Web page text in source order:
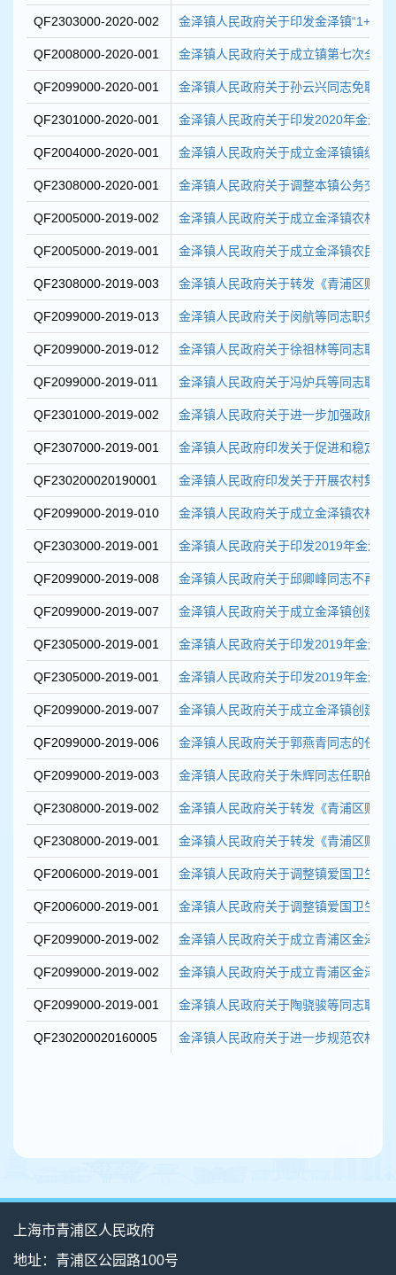
QF2303000-2020-002 金泽镇人民政府关于印发金泽镇
QF2008000-2020-001 金泽镇人民政府关于成立镇第七次全国
QF2099000-2020-001 金泽镇人民政府关于孙云兴同志免职的
QF2301000-2020-001 金泽镇人民政府关于印发2020年金泽
QF2004000-2020-001 金泽镇人民政府关于成立金泽镇镇级集
QF2308000-2020-001 金泽镇人民政府关于调整本镇公务交通
QF2005000-2019-002 金泽镇人民政府关于成立金泽镇农村村
QF2005000-2019-001 金泽镇人民政府关于成立金泽镇农民相
QF2308000-2019-003 金泽镇人民政府关于转发《青浦区财政
QF2099000-2019-013 金泽镇人民政府关于闵航等同志职务任
QF2099000-2019-012 金泽镇人民政府关于徐祖林等同志职务
QF2099000-2019-011 金泽镇人民政府关于冯炉兵等同志职务
QF2301000-2019-002 金泽镇人民政府关于进一步加强政府与
QF2307000-2019-001 金泽镇人民政府印发关于促进和稳定就
QF230200020190001 金泽镇人民政府印发关于开展农村集体
QF2099000-2019-010 金泽镇人民政府关于成立金泽镇农村集
QF2303000-2019-001 金泽镇人民政府关于印发2019年金泽
QF2099000-2019-008 金泽镇人民政府关于邱卿峰同志不再兼
QF2099000-2019-007 金泽镇人民政府关于成立金泽镇创建“
QF2305000-2019-001 金泽镇人民政府关于印发2019年金泽镇
QF2305000-2019-001 金泽镇人民政府关于印发2019年金泽镇
QF2099000-2019-007 金泽镇人民政府关于成立金泽镇创建“
QF2099000-2019-006 金泽镇人民政府关于郭燕青同志的任职
QF2099000-2019-003 金泽镇人民政府关于朱辉同志任职的通
QF2308000-2019-002 金泽镇人民政府关于转发《青浦区财政
QF2308000-2019-001 金泽镇人民政府关于转发《青浦区财政
QF2006000-2019-001 金泽镇人民政府关于调整镇爱国卫生运
QF2006000-2019-001 金泽镇人民政府关于调整镇爱国卫生运
QF2099000-2019-002 金泽镇人民政府关于成立青浦区金泽镇
QF2099000-2019-002 金泽镇人民政府关于成立青浦区金泽镇
QF2099000-2019-001 金泽镇人民政府关于陶骁骏等同志职务
QF230200020160005 金泽镇人民政府关于进一步规范农村土
上海市青浦区人民政府
地址：青浦区公园路100号